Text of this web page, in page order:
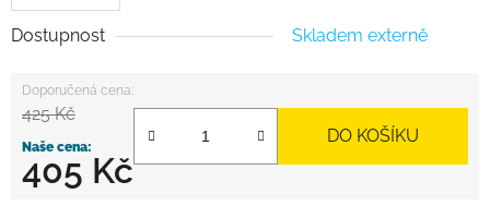
Dostupnost Skladem externě
425 Kč
405 Kč
DO KOŠÍKU